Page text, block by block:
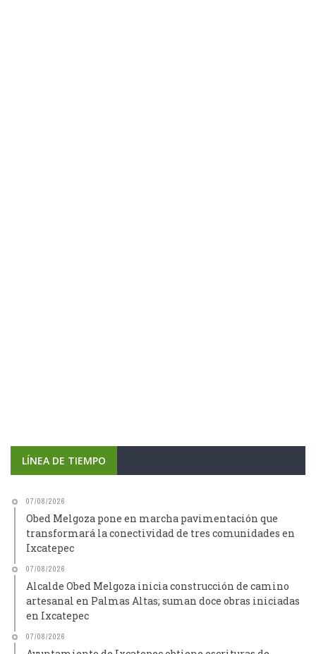
LÍNEA DE TIEMPO
07/08/2026
Obed Melgoza pone en marcha pavimentación que
transformará la conectividad de tres comunidades en
Ixcatepec
07/08/2026
Alcalde Obed Melgoza inicia construcción de camino
artesanal en Palmas Altas; suman doce obras iniciadas
en Ixcatepec
07/08/2026